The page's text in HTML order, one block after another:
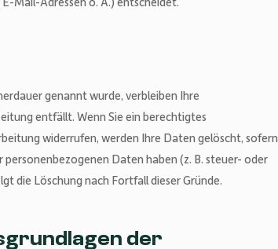
genannt wurde, verbleiben Ihre
entfällt. Wenn Sie ein berechtigtes
widerrufen, werden Ihre Daten gelöscht, sofern
personenbezogenen Daten haben (z. B. steuer- oder
die Löschung nach Fortfall dieser Gründe.
der